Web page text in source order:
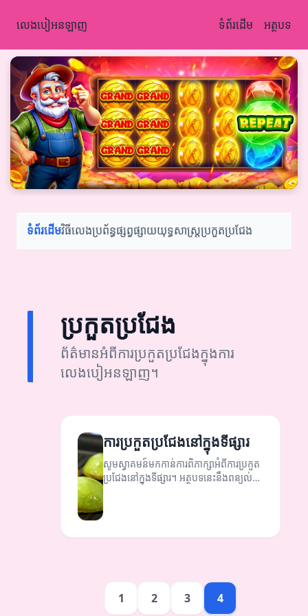
លេងបៀអនឡាញ ទំព័រដើម អត្ថបទ
ទំព័រដើមវិធីលេងប្រព័ន្ធផ្សព្វផ្សាយយុទ្ធសាស្ត្រប្រកួតប្រជែង
ប្រកួតប្រជែង
ព័ត៌មានអំពីការប្រកួតប្រជែងក្នុងការ
លេងបៀអនឡាញ។
ការប្រកួតប្រជែងនៅក្នុងទីផ្សារ
សូមស្វាគមន៍មកកាន់ការពិភាក្សាអំពីការប្រកួត
ប្រជែងនៅក្នុងទីផ្សារ។ អត្ថបទនេះនឹងពន្យល់
ពីសារៈសំខាន់នៃការប្រកួតប្រជែង និងយុទ្ធ
សាស្ត្រដែលអ្នកអាចអនុវត្តបាន។
1 2 3 4